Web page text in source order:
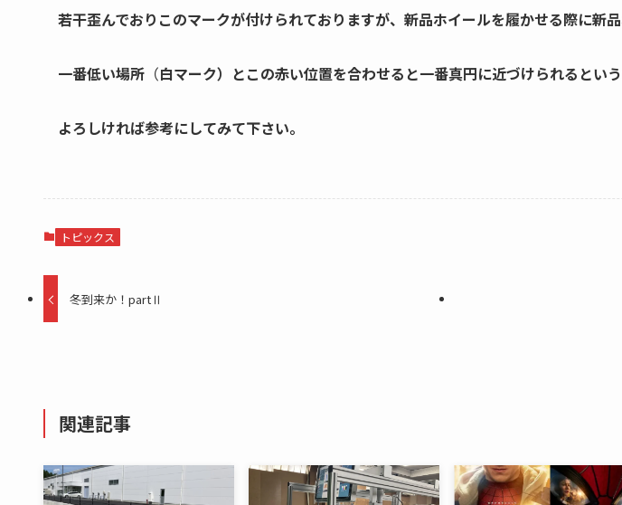
若干歪んでおりこのマークが付けられておりますが、新品ホイールを履かせる際に新
一番低い場所 （白マーク）とこの赤い位置を合わせると一番真円に近づけられるという
よろしければ参考にしてみて下さい。
トピックス
冬到来か！partⅡ
関連記事